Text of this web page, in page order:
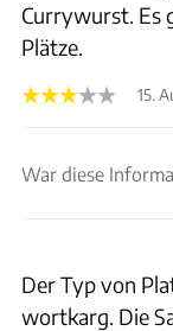
Currywurst. Es
Plätze.
15.
War diese
Der Typ von
wortkarg. Die